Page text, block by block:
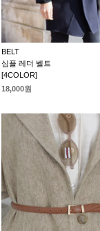
BELT
심플 레더 벨트
[4COLOR]
18,000원